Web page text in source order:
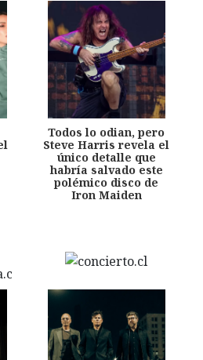
Todos lo odian, pero
Steve Harris revela el
único detalle que
habría salvado este
polémico disco de
Iron Maiden